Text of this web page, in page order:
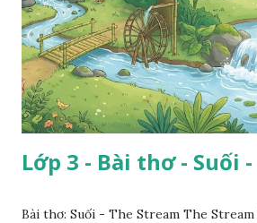
Lớp 3 - Bài thơ - Suối
Bài thơ: Suối - The Stream The